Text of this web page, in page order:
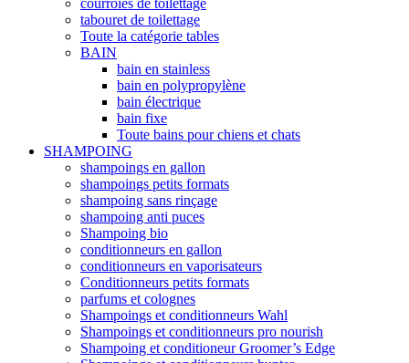
courroies de toilettage
tabouret de toilettage
Toute la catégorie tables
BAIN
bain en stainless
bain en polypropylène
bain électrique
bain fixe
Toute bains pour chiens et chats
SHAMPOING
shampoings en gallon
shampoings petits formats
shampoing sans rinçage
shampoing anti puces
Shampoing bio
conditionneurs en gallon
conditionneurs en vaporisateurs
Conditionneurs petits formats
parfums et colognes
Shampoings et conditionneurs Wahl
Shampoings et conditionneurs pro nourish
Shampoing et conditioneur Groomer’s Edge